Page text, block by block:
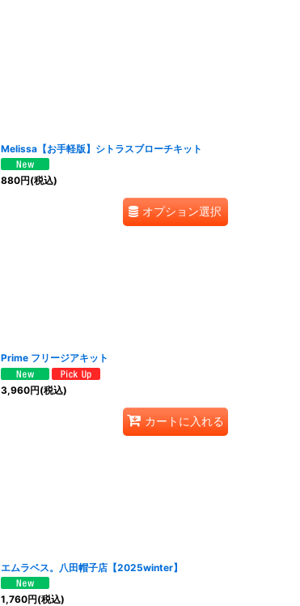
Melissa【お手軽版】シトラスブローチキット
880円(税込)
オプション選択
Prime フリージアキット
3,960円(税込)
カートに入れる
エムラベス。八田帽子店【2025winter】
1,760円(税込)